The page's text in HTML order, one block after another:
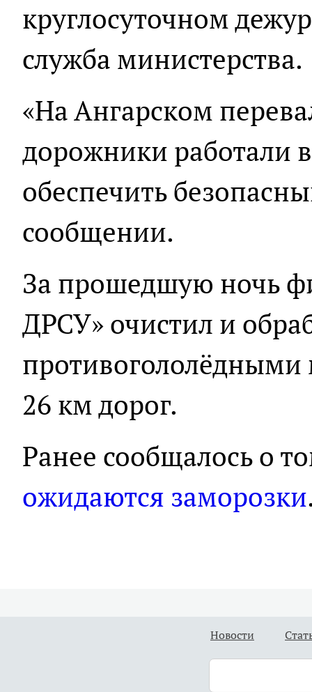
круглосуточном
служба министерства.
«На Ангарском
дорожники работали
обеспечить
сообщении.
За прошедшую ночь
ДРСУ» очистил и
26 км дорог.
Ранее сообщалось о
ожидаются заморозки
Новости